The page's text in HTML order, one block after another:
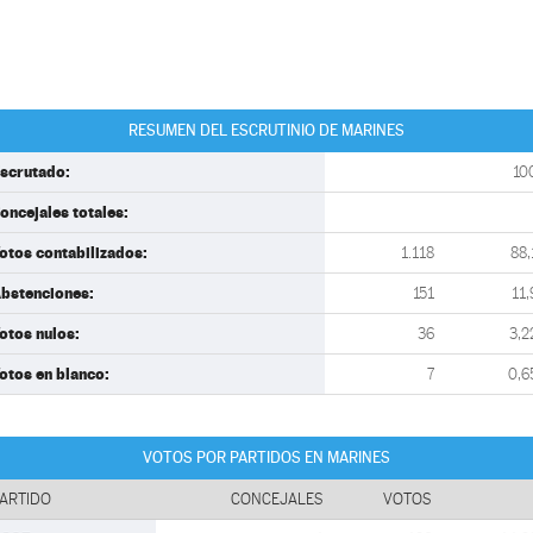
RESUMEN DEL ESCRUTINIO DE MARINES
totales:
contabilizados: 1.118
151
nulos: 36
en blanco: 7
VOTOS POR PARTIDOS EN MARINES
CONCEJALES VOTOS